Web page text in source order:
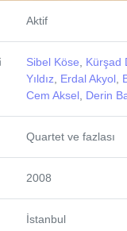
Aktif
Sibel Köse Kürşad
Yıldız
Erdal Akyol
Cem Aksel Derin
Quartet ve fazlası
2008
İstanbul